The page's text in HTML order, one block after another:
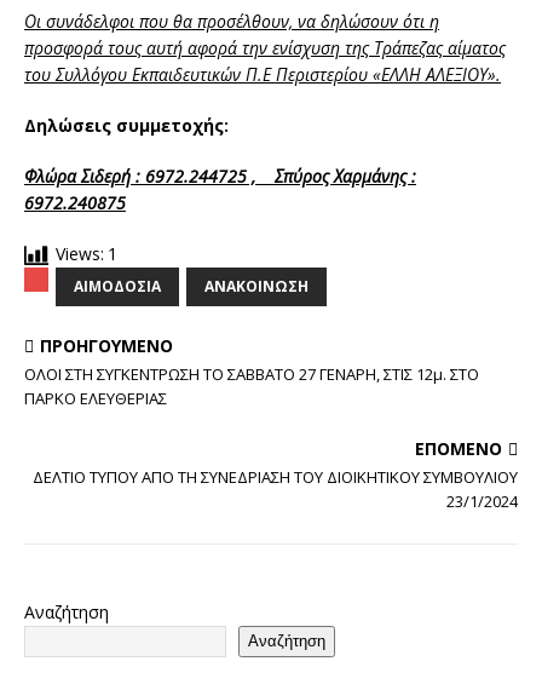
Οι συνάδελφοι που θα προσέλθουν, να δηλώσουν ότι η
προσφορά τους αυτή αφορά την ενίσχυση της Τράπεζας αίματος
του Συλλόγου Εκπαιδευτικών Π.Ε Περιστερίου «ΕΛΛΗ ΑΛΕΞΙΟΥ».
Δηλώσεις συμμετοχής:
Φλώρα Σιδερή : 6972.244725 , Σπύρος Χαρμάνης :
6972.240875
Views: 1
ΑΙΜΟΔΟΣΊΑ ΑΝΑΚΟΊΝΩΣΗ
ΠΡΟΗΓΟΎΜΕΝΟ
ΟΛΟΙ ΣΤΗ ΣΥΓΚΕΝΤΡΩΣΗ ΤΟ ΣΑΒΒΑΤΟ 27 ΓΕΝΑΡΗ, ΣΤΙΣ 12μ. ΣΤΟ
ΠΑΡΚΟ ΕΛΕΥΘΕΡΙΑΣ
ΕΠΌΜΕΝΟ
ΔΕΛΤΙΟ ΤΥΠΟΥ ΑΠΟ ΤΗ ΣΥΝΕΔΡΙΑΣΗ ΤΟΥ ΔΙΟΙΚΗΤΙΚΟΥ ΣΥΜΒΟΥΛΙΟΥ
23/1/2024
Αναζήτηση
Αναζήτηση